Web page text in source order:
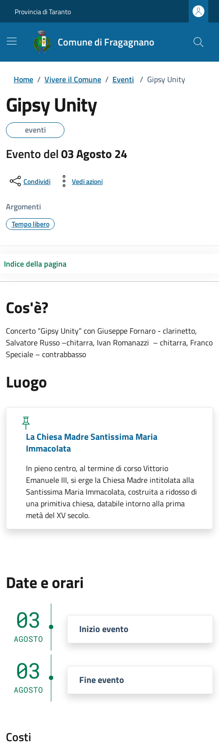
Provincia di Taranto
Comune di Fragagnano
Home / Vivere il Comune / Eventi / Gipsy Unity
Gipsy Unity
eventi
Evento del03 Agosto 24
Condividi Vedi azioni
Argomenti
Tempo libero
Indice della pagina
Cos'è?
Concerto “Gipsy Unity” con Giuseppe Fornaro - clarinetto,
Salvatore Russo –chitarra, Ivan Romanazzi – chitarra, Franco
Speciale – contrabbasso
Luogo
La Chiesa Madre Santissima Maria
Immacolata
In pieno centro, al termine di corso Vittorio
Emanuele III, si erge la Chiesa Madre intitolata alla
Santissima Maria Immacolata, costruita a ridosso di
una primitiva chiesa, databile intorno alla prima
metà del XV secolo.
Date e orari
03
AGOSTO
Inizio evento
03
AGOSTO
Fine evento
Costi